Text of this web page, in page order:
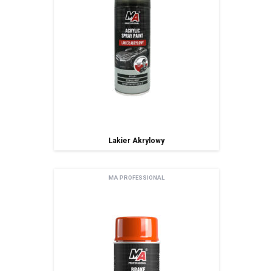
Lakier Akrylowy
MA PROFESSIONAL